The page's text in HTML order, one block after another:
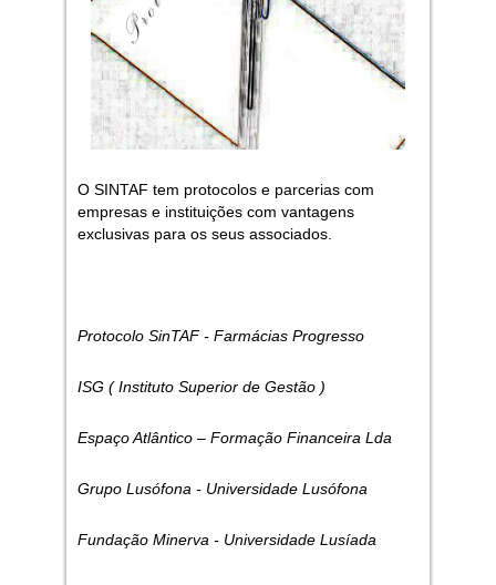
O SINTAF tem protocolos e parcerias com
empresas e instituições com vantagens
exclusivas para os seus associados.
Protocolo SinTAF - Farmácias Progresso
ISG ( Instituto Superior de Gestão )
Espaço Atlântico – Formação Financeira Lda
Grupo Lusófona - Universidade Lusófona
Fundação Minerva - Universidade Lusíada